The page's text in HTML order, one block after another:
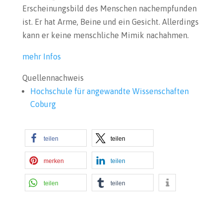
Erscheinungsbild des Menschen nachempfunden
ist. Er hat Arme, Beine und ein Gesicht. Allerdings
kann er keine menschliche Mimik nachahmen.
mehr Infos
Quellennachweis
Hochschule für angewandte Wissenschaften
Coburg
teilen teilen
merken teilen
teilen teilen